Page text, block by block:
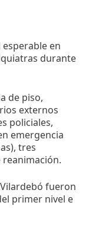
en
durante
de piso,
externos
policiales,
emergencia
tres
fueron
primer nivel e